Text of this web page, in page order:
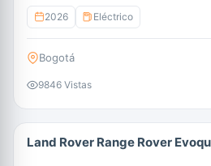
2026 Eléctrico
Bogotá
9846 Vistas
Land Rover Range Rover